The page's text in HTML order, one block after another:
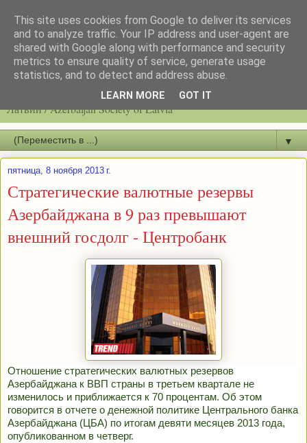
Latvijas azerbaidžāņu biedrību / Общество азербайджанцев
Латвии / Azerbaijan Society of Latvia
▼
пятница, 8 ноября 2013 г.
Стратегические валютные резервы
Азербайджана в 9 раз превышают
внешний госдолг - Центробанк
Отношение стратегических валютных резервов
Азербайджана к ВВП страны в третьем квартале не
изменилось и приближается к 70 процентам. Об этом
говорится в отчете о денежной политике Центрального банка
Азербайджана (ЦБА) по итогам девяти месяцев 2013 года,
опубликованном в четверг.
This site uses cookies from Google to deliver its services
and to analyze traffic. Your IP address and user-agent are
shared with Google along with performance and security
metrics to ensure quality of service, generate usage
statistics, and to detect and address abuse.
LEARN MORE GOT IT